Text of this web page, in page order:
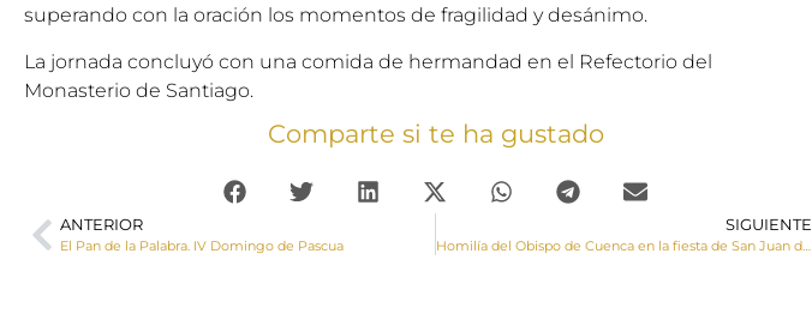
superando con la oración los momentos de fragilidad y desánimo.
La jornada concluyó con una comida de hermandad en el Refectorio del
Monasterio de Santiago.
Comparte si te ha gustado
ANTERIOR
El Pan de la Palabra. IV Domingo de Pascua
SIGUIENTE
Homilía del Obispo de Cuenca en la fiesta de San Juan de Ávila